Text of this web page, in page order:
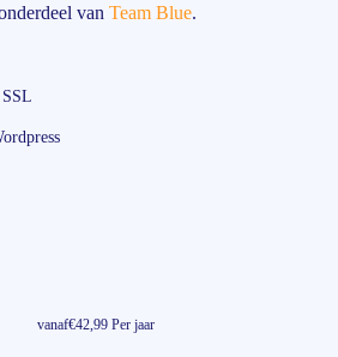
vanTeam Blue.
vanaf€42,99 Per jaar